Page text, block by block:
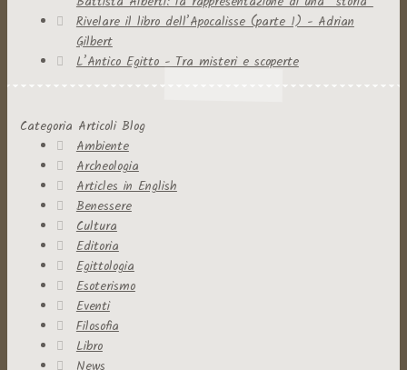
Rivelare il libro dell’Apocalisse (parte 1) - Adrian
Gilbert
L’Antico Egitto - Tra misteri e scoperte
Categoria Articoli Blog
Ambiente
Archeologia
Articles in English
Benessere
Cultura
Editoria
Egittologia
Esoterismo
Eventi
Filosofia
Libro